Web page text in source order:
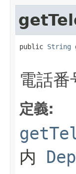
public String
電話番
定義:
内